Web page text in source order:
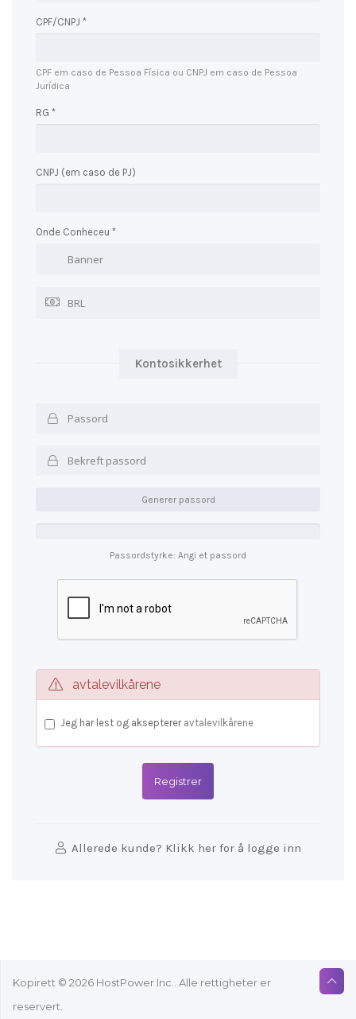
CPF/CNPJ *
CPF em caso de Pessoa Física ou CNPJ em caso de Pessoa
Jurídica
RG *
CNPJ (em caso de PJ)
Onde Conheceu *
Kontosikkerhet
Generer passord
Passordstyrke: Angi et passord
avtalevilkårene
Jeg har lest og aksepterer avtalevilkårene
Allerede kunde? Klikk her for å logge inn
Kopirett © 2026 HostPower Inc.. Alle rettigheter er
reservert.